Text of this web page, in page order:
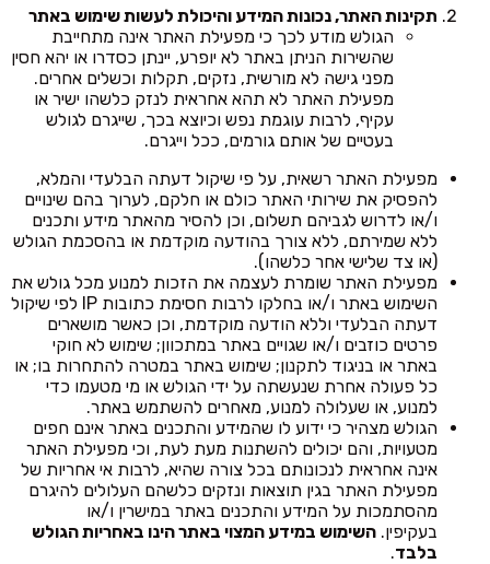
תקינות האתר, נכונות המידע והיכולת לעשות שימוש באתר
הגולש מודע לכך כי מפעילת האתר אינה מתחייבת
שהשירות הניתן באתר לא יופרע, יינתן כסדרו או יהא חסין
מפני גישה לא מורשית, נזקים, תקלות וכשלים אחרים.
מפעילת האתר לא תהא אחראית לנזק כלשהו ישיר או
עקיף, לרבות עוגמת נפש וכיוצא בכך, שייגרם לגולש
בעטיים של אותם גורמים, ככל וייגרם.
מפעילת האתר רשאית, על פי שיקול דעתה הבלעדי והמלא,
להפסיק את שירותי האתר כולם או חלקם, לערוך בהם שינויים
ו/או לדרוש לגביהם תשלום, וכן להסיר מהאתר מידע ותכנים
ללא שמירתם, ללא צורך בהודעה מוקדמת או בהסכמת הגולש
(או צד שלישי אחר כלשהו).
מפעילת האתר שומרת לעצמה את הזכות למנוע מכל גולש את
השימוש באתר ו/או בחלקו לרבות חסימת כתובות IP לפי שיקול
דעתה הבלעדי וללא הודעה מוקדמת, וכן כאשר מושארים
פרטים כוזבים ו/או שגויים באתר במתכוון; שימוש לא חוקי
באתר או בניגוד לתקנון; שימוש באתר במטרה להתחרות בו; או
כל פעולה אחרת שנעשתה על ידי הגולש או מי מטעמו כדי
למנוע, או שעלולה למנוע, מאחרים להשתמש באתר.
הגולש מצהיר כי ידוע לו שהמידע והתכנים באתר אינם חפים
מטעויות, והם יכולים להשתנות מעת לעת, וכי מפעילת האתר
אינה אחראית לנכונותם בכל צורה שהיא, לרבות אי אחריות של
מפעילת האתר בגין תוצאות ונזקים כלשהם העלולים להיגרם
מהסתמכות על המידע והתכנים באתר במישרין ו/או
בעקיפין. השימוש במידע המצוי באתר הינו באחריות הגולש
בלבד.